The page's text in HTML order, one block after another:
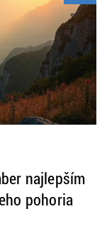
najlepším
pohoria